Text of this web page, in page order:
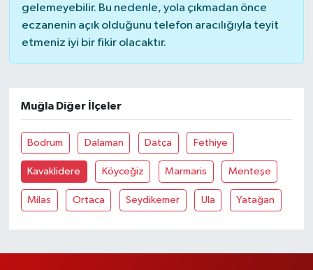
gelemeyebilir. Bu nedenle, yola çıkmadan önce
eczanenin açık olduğunu telefon aracılığıyla teyit
etmeniz iyi bir fikir olacaktır.
Muğla Diğer İlçeler
Bodrum Dalaman Datça Fethiye
Kavaklidere Köyceğiz Marmaris Menteşe
Milas Ortaca Seydikemer Ula Yatağan